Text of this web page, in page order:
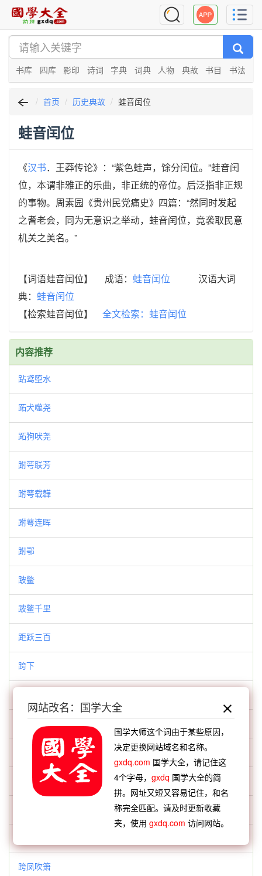
书库 四库 影印 诗词 字典 词典 人物 典故 书目 书法
首页 历史典故 蛙音闰位
蛙音闰位
《汉书．王莽传论》：“紫色蛙声，馀分闰位。”蛙音闰
位，本谓非雅正的乐曲，非正统的帝位。后泛指非正规
的事物。周素园《贵州民党痛史》四篇：“然同时发起
之耆老会，同为无意识之举动，蛙音闰位，竟袭取民意
机关之美名。”
【词语蛙音闰位】 成语： 蛙音闰位 汉语大词
典： 蛙音闰位
【检索蛙音闰位】 全文检索：蛙音闰位
内容推荐
跕鸢堕水
跖犬噬尧
跖狗吠尧
跗萼联芳
跗萼载韡
跗萼连晖
跗鄂
跛鳖
跛鳖千里
距跃三百
跨下
跨下辱
跨凤乘鸾
跨凤吹箫
网站改名：国学大全
国学大师这个词由于某些原因，
决定更换网站域名和名称。
gxdq.com 国学大全，请记住这
4个字母，gxdq 国学大全的简
拼。网址又短又容易记住，和名
称完全匹配。请及时更新收藏
夹，使用gxdq.com 访问网站。